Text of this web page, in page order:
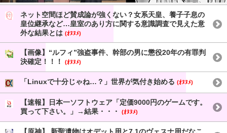
ネット空間ほど賛成論が強くない？女系天皇、養子子息の
皇位継承など…皇室のあり方に関する意識調査で見えた意
外な結果とは (ｵﾇﾇﾒ)
【画像】“ルフィ”強盗事件、幹部の男に懲役20年の有罪判
決確定！！！
(ｵﾇﾇﾒ)
「Linuxで十分じゃね…？」世界が気付き始める (ｵﾇﾇﾒ)
【速報】日本一ソフトウェア「定価9000円のゲームです。
買って下さい。」→結果・・・
(ｵﾇﾇﾒ)